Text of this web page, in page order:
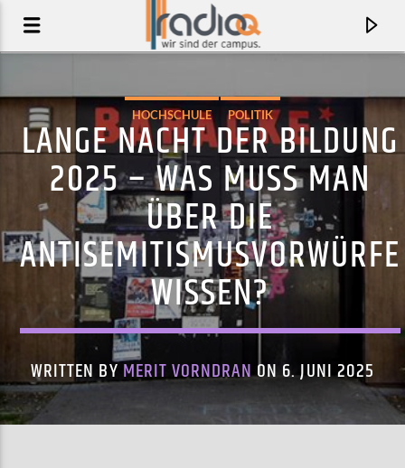
AKTUELLER TRACK
LYNKS THINKS
LYNKS
HOCHSCHULE POLITIK
LANGE NACHT DER BILDUNG
2025 – WAS MUSS MAN
ÜBER DIE
ANTISEMITISMUSVORWÜRFE
WISSEN?
WRITTEN BYMERIT VORNDRANON 6. JUNI 2025